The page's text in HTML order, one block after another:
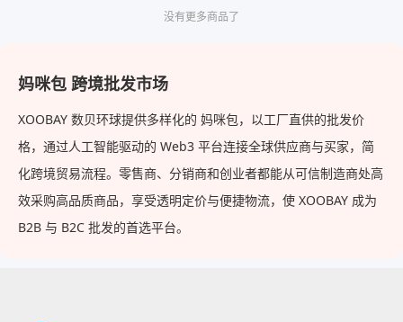
没有更多商品了
妈咪包 跨境批发市场
XOOBAY 数贝环球提供多样化的 妈咪包，以工厂直供的批发价
格，通过人工智能驱动的 Web3 平台连接全球供应商与买家，简
化跨境贸易流程。零售商、分销商和创业者都能从可信制造商处高
效采购高品质商品，享受透明定价与便捷物流，使 XOOBAY 成为
B2B 与 B2C 批发的首选平台。